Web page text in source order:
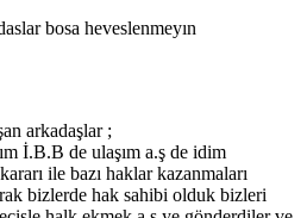
bosa heveslenmeyın
arkadaşlar ;
İ.B.B de ulaşım a.ş de idim
ile bazı haklar kazanmaları
bizlerde hak sahibi olduk bizleri